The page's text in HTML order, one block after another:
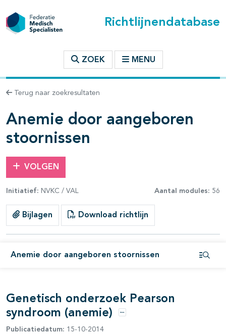
Richtlijnendatabase
ZOEK MENU
Terug naar zoekresultaten
Anemie door aangeboren
stoornissen
VOLGEN
Initiatief: NVKC / VAL Aantal modules: 56
Bijlagen Download richtlijn
Anemie door aangeboren stoornissen
binnen deze richtlijn
open- en dichtklappen
open- en dichtklappen
open- en dichtklappen
Genetisch onderzoek Pearson
syndroom (anemie)
Opties
Publicatiedatum: 15-10-2014